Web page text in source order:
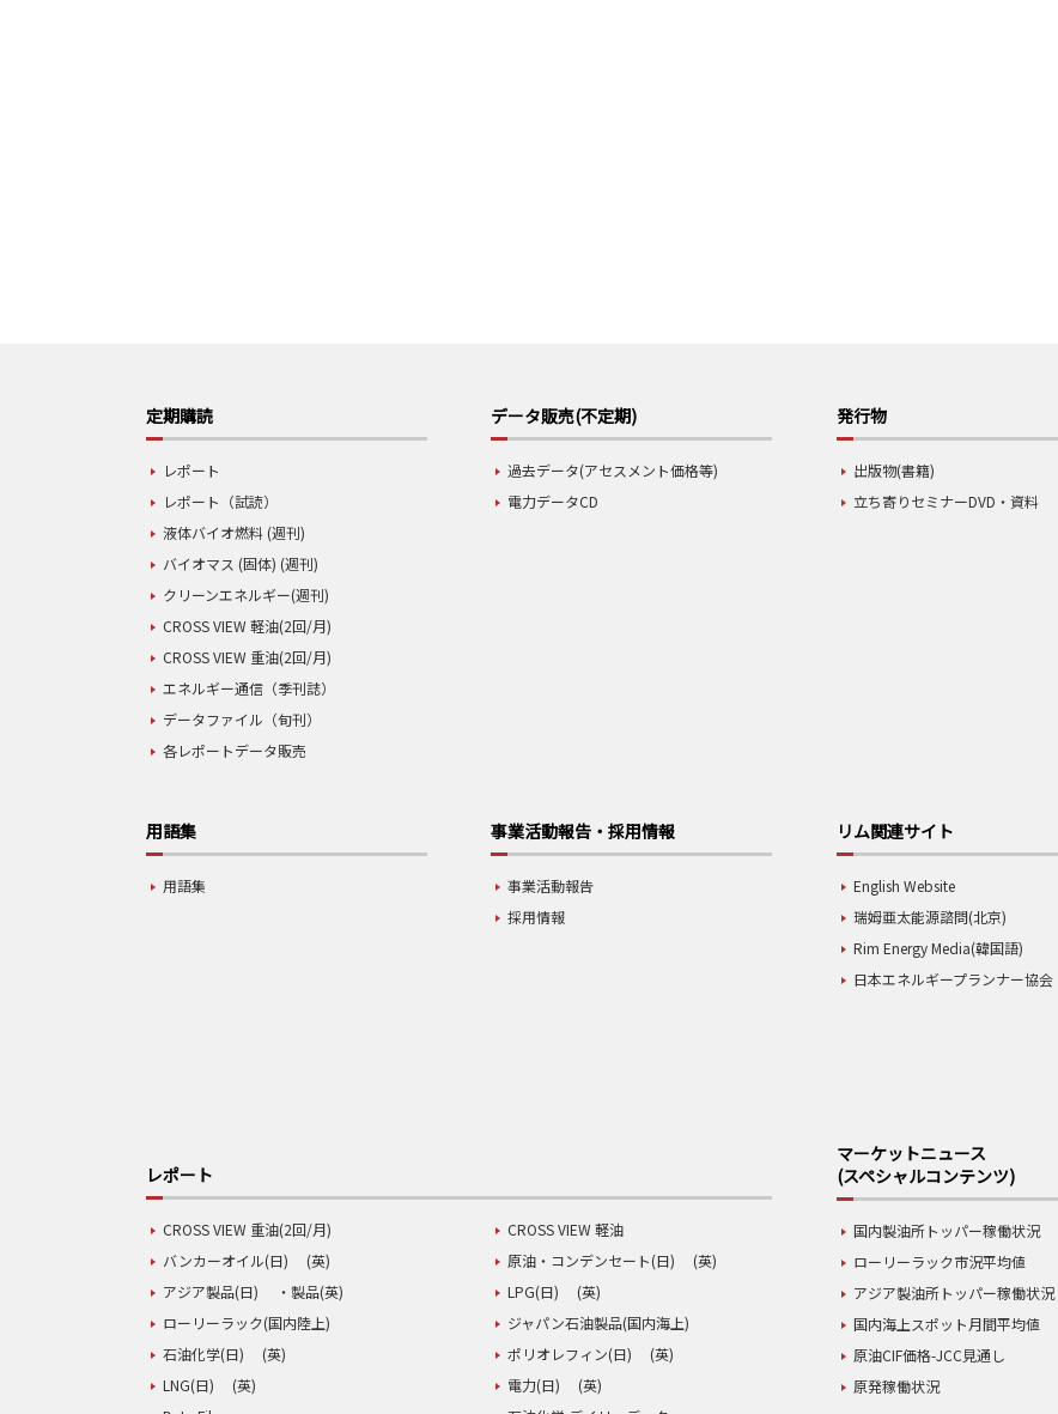
定期購読
レポート
レポート（試読）
液体バイオ燃料 (週刊)
バイオマス (固体) (週刊)
クリーンエネルギー(週刊)
CROSS VIEW 軽油(2回/月)
CROSS VIEW 重油(2回/月)
エネルギー通信（季刊誌）
データファイル（旬刊）
各レポートデータ販売
データ販売(不定期)
過去データ(アセスメント価格等)
電力データCD
発行物
出版物(書籍)
立ち寄りセミナーDVD・資料
用語集
用語集
事業活動報告・採用情報
事業活動報告
採用情報
リム関連サイト
English Website
瑞姆亜太能源諮問(北京)
Rim Energy Media(韓国語)
日本エネルギープランナー協会
レポート
CROSS VIEW 重油(2回/月)
CROSS VIEW 軽油
バンカーオイル(日)
(英) 原油・コンデンセート(日)
(英)
アジア製品(日)
・製品(英) LPG(日)
(英)
ローリーラック(国内陸上)
ジャパン石油製品(国内海上)
石油化学(日)
(英) ポリオレフィン(日)
(英)
LNG(日)
(英) 電力(日)
(英)
マーケットニュース
(スペシャルコンテンツ)
国内製油所トッパー稼働状況
ローリーラック市況平均値
アジア製油所トッパー稼働状況
国内海上スポット月間平均値
原油CIF価格-JCC見通し
原発稼働状況